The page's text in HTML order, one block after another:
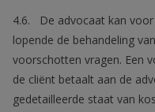
4.6. De advocaat kan
lopende de behandeling
voorschotten vragen. Een
de cliënt betaalt aan de
gedetailleerde staat van